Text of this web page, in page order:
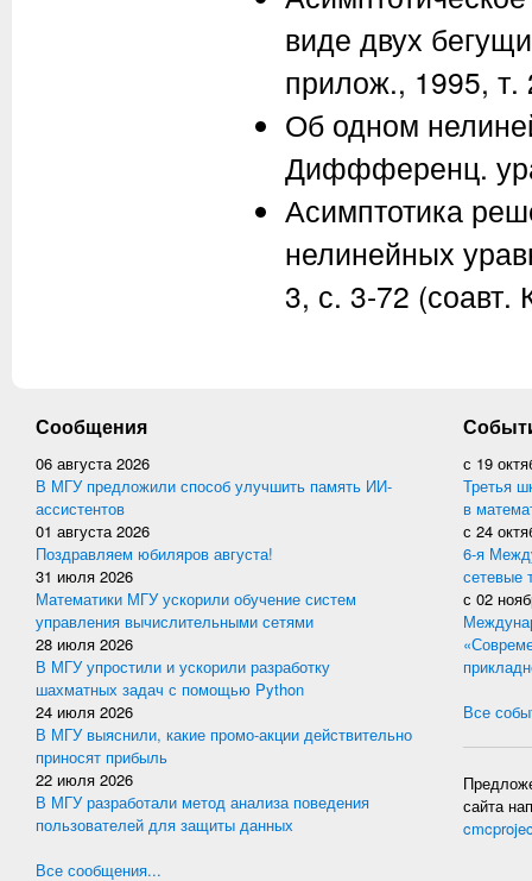
виде двух
прилож., 1995,
Об одном
Диффференц.
Асимптотика
нелинейных
3, с. 3-72
Сообщения
06 августа 2026
В МГУ предложили способ улучшить память ИИ-
ассистентов
01 августа 2026
Поздравляем юбиляров августа!
31 июля 2026
Математики МГУ ускорили обучение систем
управления вычислительными сетями
28 июля 2026
В МГУ упростили и ускорили разработку
шахматных задач с помощью Python
24 июля 2026
В МГУ выяснили, какие промо-акции действительно
приносят прибыль
22 июля 2026
В МГУ разработали метод анализа поведения
пользователей для защиты данных
Все сообщения...
с 19
Третья
в
с 24
6-я
сетевые
с 02
Все
сайта